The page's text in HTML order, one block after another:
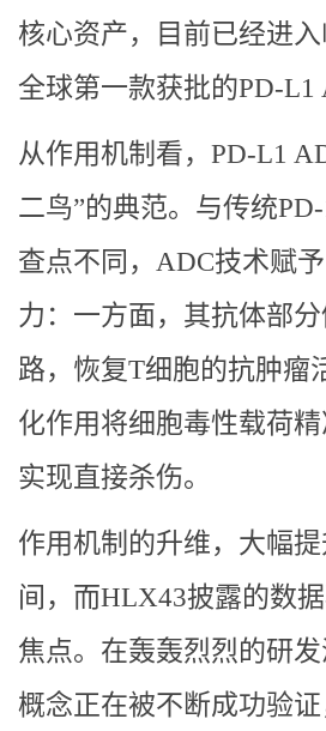
核心资产，目前已经进
全球第一款获批的PD-L1
从作用机制看，PD-L1
二鸟”的典范。与传统
查点不同，ADC技术赋
力：一方面，其抗体部
路，恢复T细胞的抗肿瘤
化作用将细胞毒性载荷
实现直接杀伤。
作用机制的升维，大幅
间，而HLX43披露的数
焦点。在轰轰烈烈的研
概念正在被不断成功验